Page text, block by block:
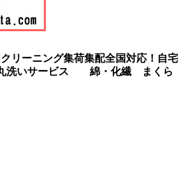
リーニング集荷集配全国対応！自宅
丸洗いサービス 綿・化繊 まくら